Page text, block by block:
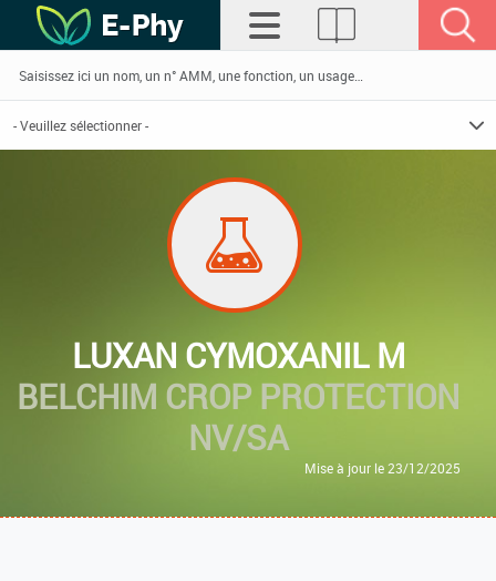
LUXAN CYMOXANIL M
BELCHIM CROP PROTECTION
NV/SA
Mise à jour le 23/12/2025